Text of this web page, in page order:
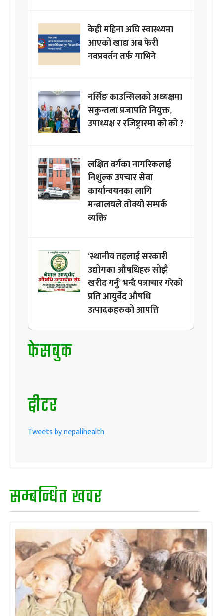
केही महिना अघि स्वास्थ्यमा
आएको खाद्य अब फेरी
नवप्रवर्तन तर्फ गाभिने
नर्सिङ काउन्सिलको अध्यक्षमा
सकुन्तला प्रजापति नियुक्त,
उपाध्यक्ष र रजिष्ट्रारमा को को ?
लक्षित वर्गका नागरिकलाई
निशुल्क उपचार सेवा
कार्यान्वयनका लागि
मन्त्रालयले तोक्यो सम्पर्क
व्यक्ति
‘स्थानीय तहलाई सरकारी
उद्योगका औषधिहरु सोझै
खरीद गर्नु’ भन्दै पत्राचार गरेको
प्रति आयुर्वेद औषधि
उत्पादकहरुको आपत्ति
फेसबुक
ट्वीटर
Tweets by nepalihealth
सम्बन्धित खवर